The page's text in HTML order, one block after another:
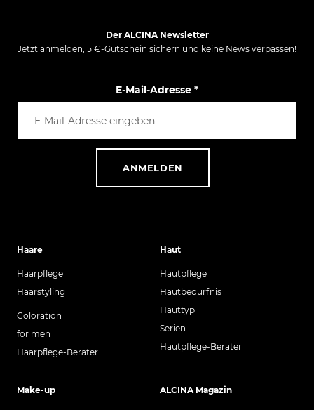
Der ALCINA Newsletter
Jetzt anmelden, 5 €-Gutschein sichern und keine News verpassen!
E-Mail-Adresse *
ANMELDEN
Haare
Haarpflege
Haarstyling
Coloration
for men
Haarpflege-Berater
Haut
Hautpflege
Hautbedürfnis
Hauttyp
Serien
Hautpflege-Berater
Make-up ALCINA Magazin